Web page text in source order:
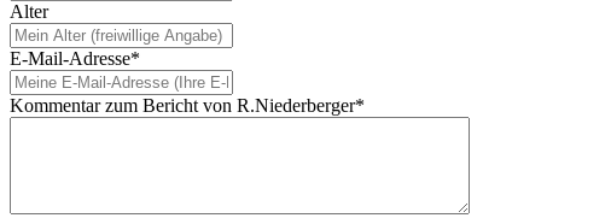
Alter
E-Mail-Adresse*
Kommentar zum Bericht von R.Niederberger*